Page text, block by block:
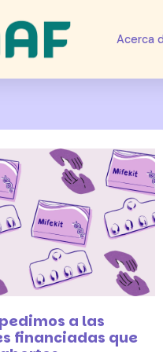
Acerca
a las
financiadas que